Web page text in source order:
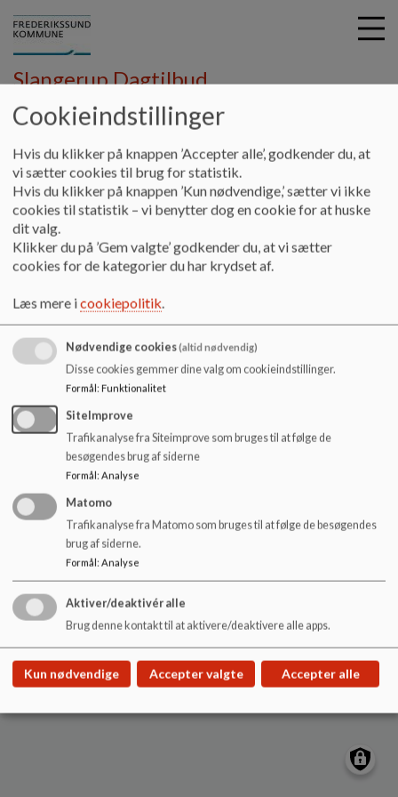
i
Slangerup Dagtilbud
Vores område
Børnehuset Strandstræde
Praktikstedsbeskrivelse
Praktikstedsbeskrivelse
Praktikstedsbeskrivelse på linket herunder
Dagtilbud Slangerup
Torvet 2, Frederikssund 3600
EAN NR. 5798008060427
Sitemap
Cookie politik
Cookieindstillinger
Hvis du klikker på knappen ’Accepter alle’, godkender du, at
vi sætter cookies til brug for statistik.
Hvis du klikker på knappen ’Kun nødvendige,’ sætter vi ikke
cookies til statistik – vi benytter dog en cookie for at huske
dit valg.
Klikker du på ’Gem valgte’ godkender du, at vi sætter
cookies for de kategorier du har krydset af.
Læs mere icookiepolitik.
Nødvendige cookies(altid nødvendig)
Disse cookies gemmer dine valg om cookieindstillinger.
Formål: Funktionalitet
SiteImprove
Trafikanalyse fra Siteimprove som bruges til at følge de
besøgendes brug af siderne
Formål: Analyse
Matomo
Trafikanalyse fra Matomo som bruges til at følge de besøgendes
brug af siderne.
Formål: Analyse
Aktiver/deaktivér alle
Brug denne kontakt til at aktivere/deaktivere alle apps.
Kun nødvendige Accepter valgte Accepter alle